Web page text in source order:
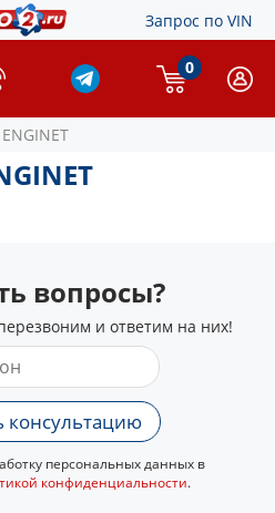
Запрос по VIN
0
ENGINET
вопросы?
и ответим на них!
консультацию
персональных данных в
конфиденциальности.